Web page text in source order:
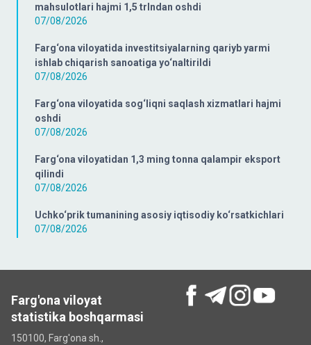
mahsulotlari hajmi 1,5 trlndan oshdi
07/08/2026
Farg‘ona viloyatida investitsiyalarning qariyb yarmi
ishlab chiqarish sanoatiga yo‘naltirildi
07/08/2026
Farg‘ona viloyatida sog‘liqni saqlash xizmatlari hajmi
oshdi
07/08/2026
Farg‘ona viloyatidan 1,3 ming tonna qalampir eksport
qilindi
07/08/2026
Uchko‘prik tumanining asosiy iqtisodiy ko‘rsatkichlari
07/08/2026
Farg'ona viloyat
statistika boshqarmasi
150100, Farg'ona sh.,